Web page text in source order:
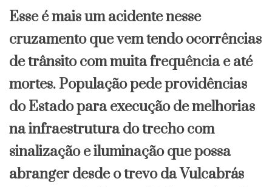
Esse é mais um acidente nesse
cruzamento que vem tendo ocorrências
de trânsito com muita frequência e até
mortes. População pede providências
do Estado para execução de melhorias
na infraestrutura do trecho com
sinalização e iluminação que possa
abranger desde o trevo da Vulcabrás